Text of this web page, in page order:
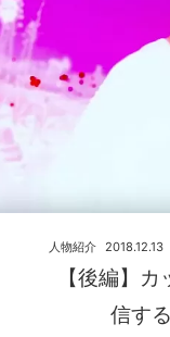
【後編】
信す
2018.12.13
人物紹介